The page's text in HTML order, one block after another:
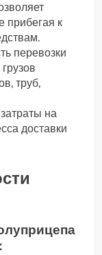
прибегая к
перевозки
труб,
на
доставки